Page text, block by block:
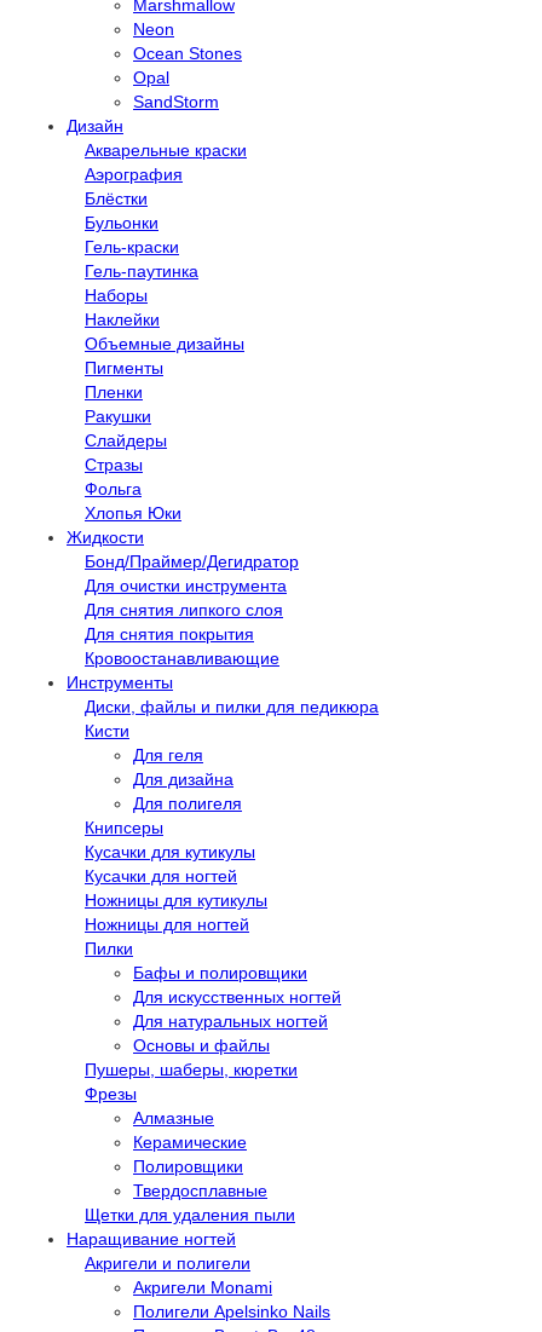
Marshmallow
Neon
Ocean Stones
Opal
SandStorm
Дизайн
Акварельные краски
Аэрография
Блёстки
Бульонки
Гель-краски
Гель-паутинка
Наборы
Наклейки
Объемные дизайны
Пигменты
Пленки
Ракушки
Слайдеры
Стразы
Фольга
Хлопья Юки
Жидкости
Бонд/Праймер/Дегидратор
Для очистки инструмента
Для снятия липкого слоя
Для снятия покрытия
Кровоостанавливающие
Инструменты
Диски, файлы и пилки для педикюра
Кисти
Для геля
Для дизайна
Для полигеля
Книпсеры
Кусачки для кутикулы
Кусачки для ногтей
Ножницы для кутикулы
Ножницы для ногтей
Пилки
Бафы и полировщики
Для искусственных ногтей
Для натуральных ногтей
Основы и файлы
Пушеры, шаберы, кюретки
Фрезы
Алмазные
Керамические
Полировщики
Твердосплавные
Щетки для удаления пыли
Наращивание ногтей
Акригели и полигели
Акригели Monami
Полигели Apelsinko Nails